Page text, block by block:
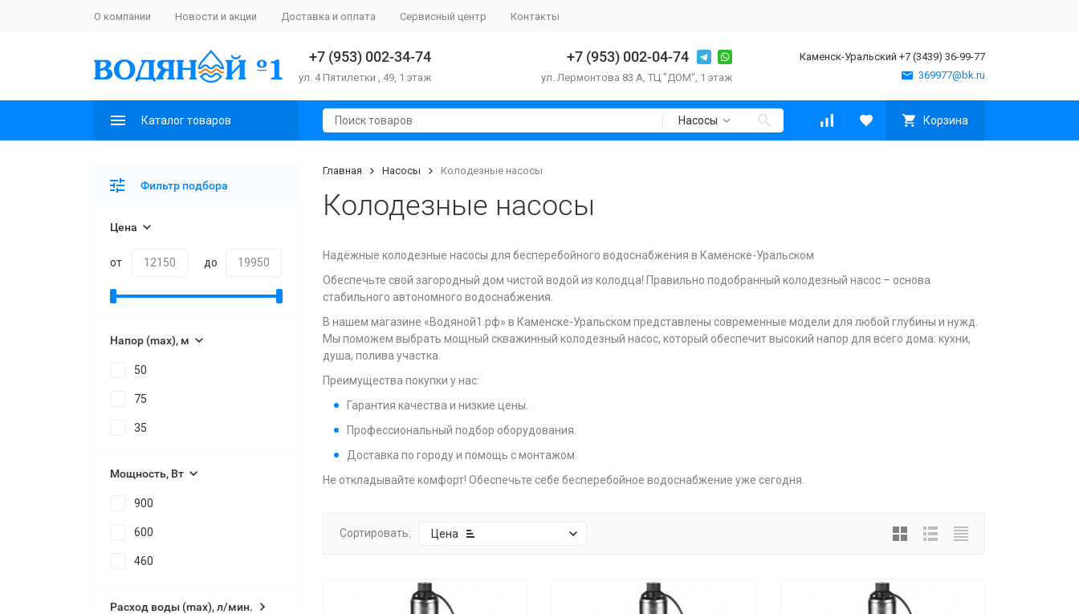
О компании Новости и акции Доставка и оплата Сервисный центр Контакты
+7 (953) 002-34-74
ул. 4 Пятилетки , 49, 1 этаж
+7 (953) 002-04-74
ул. Лермонтова 83 А, ТЦ "ДОМ", 1 этаж
Каменск-Уральский +7 (3439) 36-99-77
369977@bk.ru
Каталог товаров Насосы Корзина
Главная Насосы Колодезные насосы
Колодезные насосы
Надёжные колодезные насосы для бесперебойного водоснабжения в Каменске-Уральском
Обеспечьте свой загородный дом чистой водой из колодца! Правильно подобранный колодезный насос – основа
стабильного автономного водоснабжения.
В нашем магазине «Водяной1.рф» в Каменске-Уральском представлены современные модели для любой глубины и нужд.
Мы поможем выбрать мощный скважинный колодезный насос, который обеспечит высокий напор для всего дома: кухни,
душа, полива участка.
Преимущества покупки у нас:
Гарантия качества и низкие цены.
Профессиональный подбор оборудования.
Доставка по городу и помощь с монтажом.
Не откладывайте комфорт! Обеспечьте себе бесперебойное водоснабжение уже сегодня.
Сортировать: Цена
Фильтр подбора
Цена
от до
Напор (max), м
50
75
35
Мощность, Вт
900
600
460
Расход воды (max), л/мин.